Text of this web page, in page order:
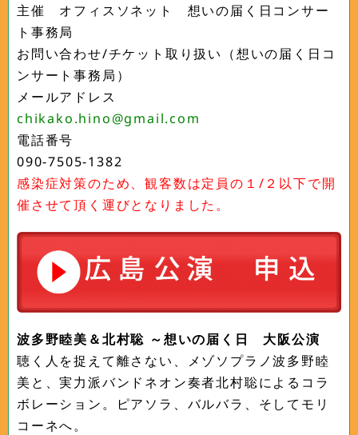
主催 オフィスソネット 想いの届く日コンサー
ト事務局
お問い合わせ/チケット取り扱い（想いの届く日コ
ンサート事務局）
メールアドレス
chikako.hino@gmail.com
電話番号
090-7505-1382
感染症対策のため、観客数は定員の１/２以下で開
催させて頂く運びとなりました。
波多野睦美＆北村聡 ～想いの届く日 大阪公演
聴く人を捉えて離さない、メゾソプラノ波多野睦
美と、実力派バンドネオン奏者北村聡によるコラ
ボレーション。ピアソラ、バルバラ、そしてモリ
コーネへ。